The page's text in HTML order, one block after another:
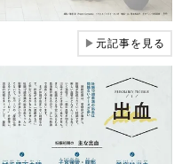
▶元記事を見る